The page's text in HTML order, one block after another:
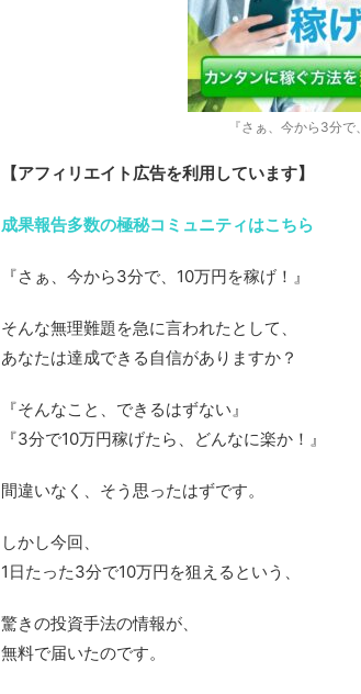
『さぁ、今から3分で
【アフィリエイト広告を利用しています】
成果報告多数の極秘コミュニティはこちら
『さぁ、今から3分で、10万円を稼げ！』
そんな無理難題を急に言われたとして、
あなたは達成できる自信がありますか？
『そんなこと、できるはずない』
『3分で10万円稼げたら、どんなに楽か！』
間違いなく、そう思ったはずです。
しかし今回、
1日たった3分で10万円を狙えるという、
驚きの投資手法の情報が、
無料で届いたのです。